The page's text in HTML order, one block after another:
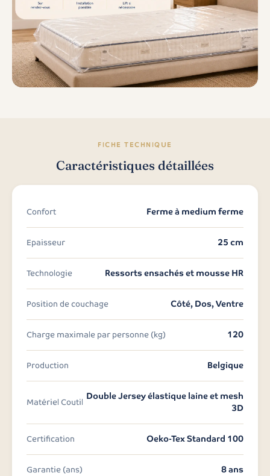
FICHE TECHNIQUE
Caractéristiques détaillées
Confort Ferme à medium ferme
Epaisseur 25 cm
Technologie Ressorts ensachés et mousse HR
Position de couchage Côté, Dos, Ventre
Charge maximale par personne (kg) 120
Production Belgique
Matériel Coutil
Double Jersey élastique laine et mesh
3D
Certification Oeko-Tex Standard 100
Garantie (ans) 8 ans